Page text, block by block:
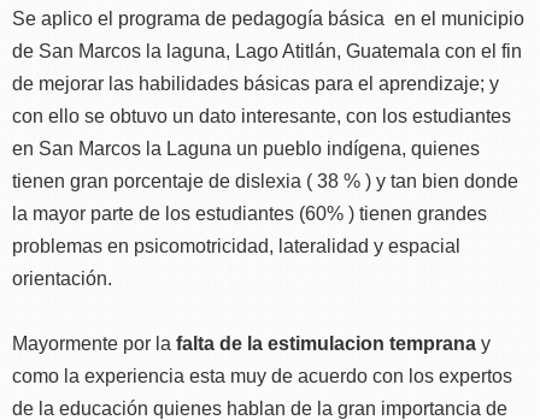
Se aplico el programa de pedagogía básica en el municipio
de San Marcos la laguna, Lago Atitlán, Guatemala con el fin
de mejorar las habilidades básicas para el aprendizaje; y
con ello se obtuvo un dato interesante, con los estudiantes
en San Marcos la Laguna un pueblo indígena, quienes
tienen gran porcentaje de dislexia ( 38 % ) y tan bien donde
la mayor parte de los estudiantes (60% ) tienen grandes
problemas en psicomotricidad, lateralidad y espacial
orientación.
Mayormente por la falta de la estimulacion temprana y
como la experiencia esta muy de acuerdo con los expertos
de la educación quienes hablan de la gran importancia de